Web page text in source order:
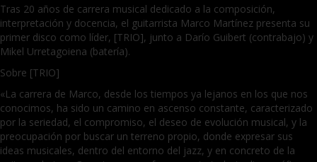
Tras 20 años de carrera musical dedicado a la composición,
interpretación y docencia, el guitarrista Marco Martínez presenta su
primer disco como líder, [TRIO], junto a Darío Guibert (contrabajo) y
Mikel Urretagoiena (batería).
Sobre [TRIO]
«La carrera de Marco, desde los tiempos ya lejanos en los que nos
conocimos, ha sido un camino en ascenso constante, caracterizado
por la seriedad, el compromiso, el deseo de evolución musical, y la
preocupación por buscar un terreno propio, donde expresar sus
ideas musicales, dentro del entorno del jazz, y en concreto de la